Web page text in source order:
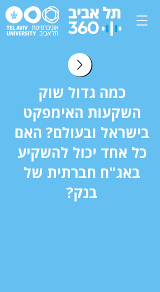
כמה גדול שוק
השקעות האימפקט
בישראל ובעולם? האם
כל אחד יכול להשקיע
באג"ח חברתית של
בנק?